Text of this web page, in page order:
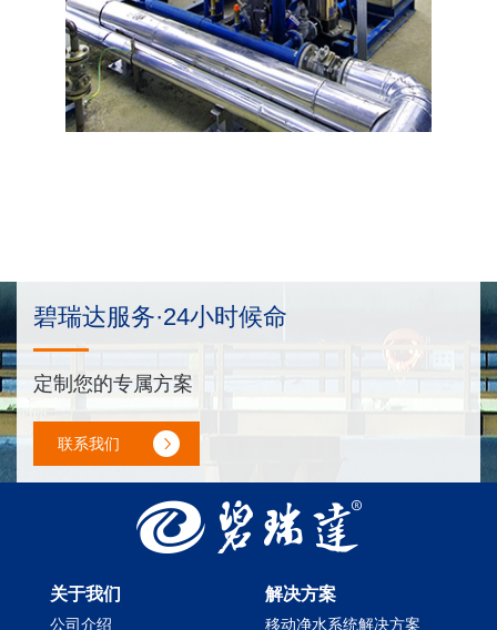
碧瑞达服务·24小时候命
定制您的专属方案
联系我们
关于我们
公司介绍
解决方案
移动净水系统解决方案